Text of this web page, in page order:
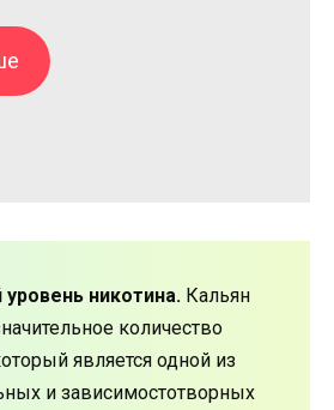
никотина. Кальян
количество
является одной из
и зависимостотворных